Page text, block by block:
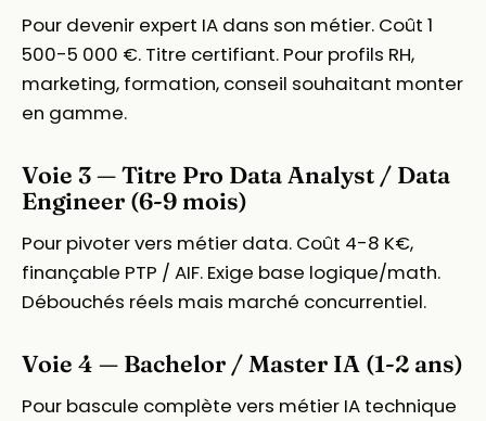
Pour devenir expert IA dans son métier. Coût 1
500-5 000 €. Titre certifiant. Pour profils RH,
marketing, formation, conseil souhaitant monter
en gamme.
Voie 3 — Titre Pro Data Analyst / Data
Engineer (6-9 mois)
Pour pivoter vers métier data. Coût 4-8 K€,
finançable PTP / AIF. Exige base logique/math.
Débouchés réels mais marché concurrentiel.
Voie 4 — Bachelor / Master IA (1-2 ans)
Pour bascule complète vers métier IA technique